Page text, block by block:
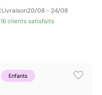
Livraison20/08 - 24/08
16 clients satisfaits
Enfants